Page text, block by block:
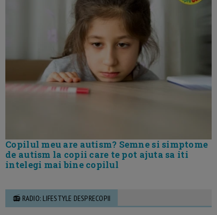
Copilul meu are autism? Semne si simptome
de autism la copii care te pot ajuta sa iti
intelegi mai bine copilul
📻 RADIO: LIFESTYLE DESPRECOPII